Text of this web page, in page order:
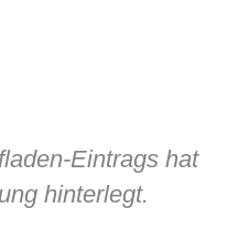
Eintrags hat
hinterlegt.